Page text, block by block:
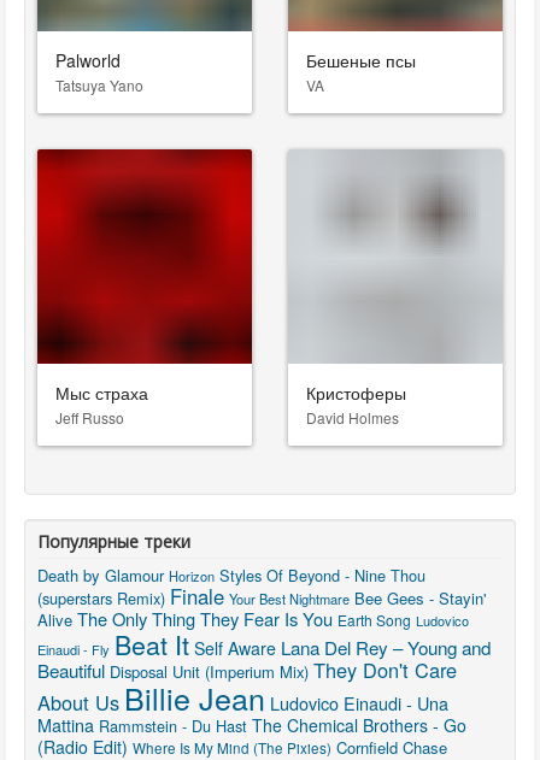
Palworld
Tatsuya Yano
Бешеные псы
VA
Мыс страха
Jeff Russo
Кристоферы
David Holmes
Популярные треки
Death by Glamour Horizon Styles Of Beyond - Nine Thou
(superstars Remix) Finale Your Best Nightmare Bee Gees - Stayin'
Alive The Only Thing They Fear Is You Earth Song Ludovico
Einaudi - Fly Beat It Self Aware Lana Del Rey – Young and
Beautiful Disposal Unit (Imperium Mix) They Don't Care
About Us Billie Jean Ludovico Einaudi - Una
Mattina Rammstein - Du Hast The Chemical Brothers - Go
(Radio Edit) Where Is My Mind (The Pixies) Cornfield Chase